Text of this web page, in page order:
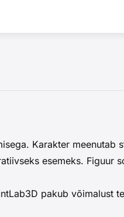
Karakter meenutab
esemeks. Figuur
pakub võimalust